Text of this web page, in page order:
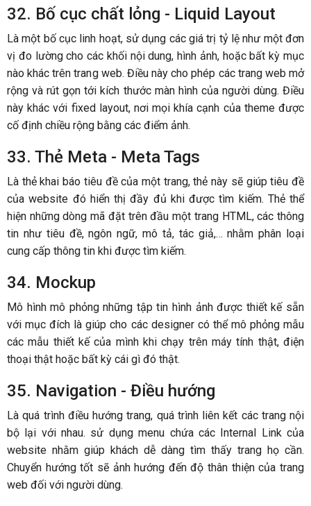
32. Bố cục chất lỏng - Liquid Layout
Là một bố cục linh hoạt, sử dụng các giá trị tỷ lệ như một đơn
vị đo lường cho các khối nội dung, hình ảnh, hoặc bất kỳ mục
nào khác trên trang web. Điều này cho phép các trang web mở
rộng và rút gọn tới kích thước màn hình của người dùng. Điều
này khác với fixed layout, nơi mọi khía cạnh của theme được
cố định chiều rộng bằng các điểm ảnh.
33. Thẻ Meta - Meta Tags
Là thẻ khai báo tiêu đề của một trang, thẻ này sẽ giúp tiêu đề
của website đó hiển thị đầy đủ khi được tìm kiếm. Thẻ thể
hiện những dòng mã đặt trên đầu một trang HTML, các thông
tin như tiêu đề, ngôn ngữ, mô tả, tác giả,… nhằm phân loại
cung cấp thông tin khi được tìm kiếm.
34. Mockup
Mô hình mô phỏng những tập tin hình ảnh được thiết kế sẵn
với mục đích là giúp cho các designer có thể mô phỏng mẫu
các mẫu thiết kế của mình khi chạy trên máy tính thật, điện
thoại thật hoặc bất kỳ cái gì đó thật.
35. Navigation - Điều hướng
Là quá trình điều hướng trang, quá trình liên kết các trang nội
bộ lại với nhau. sử dụng menu chứa các Internal Link của
website nhằm giúp khách dễ dàng tìm thấy trang họ cần.
Chuyển hướng tốt sẽ ảnh hướng đến độ thân thiện của trang
web đối với người dùng.